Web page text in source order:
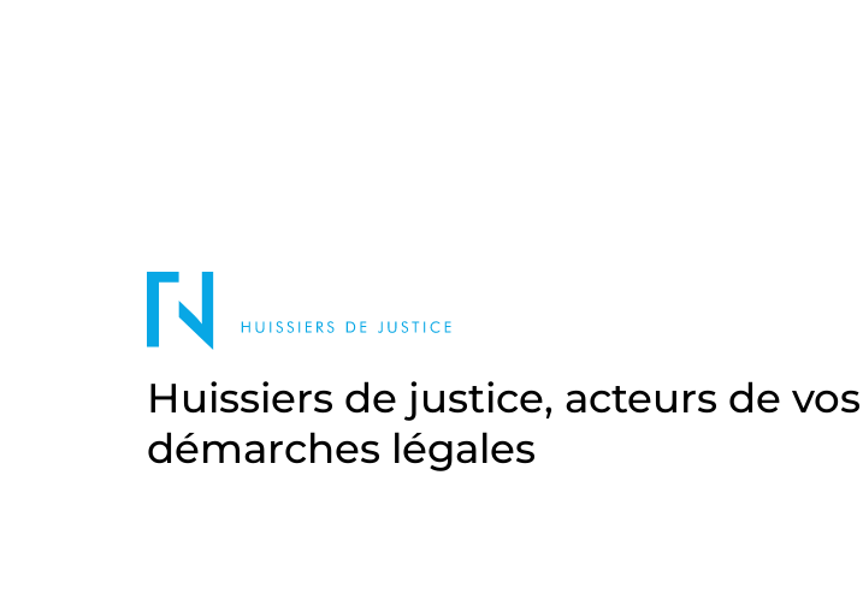
Huissiers de justice, acteurs de vos
démarches légales